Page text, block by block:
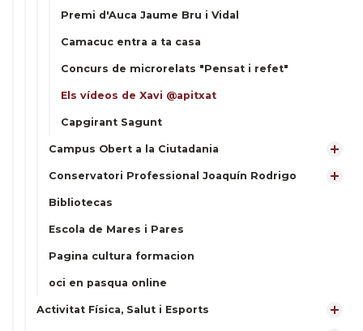
Premi d'Auca Jaume Bru i Vidal
Camacuc entra a ta casa
Concurs de microrelats "Pensat i refet"
Els vídeos de Xavi @apitxat
Capgirant Sagunt
Campus Obert a la Ciutadania
Conservatori Professional Joaquín Rodrigo
Bibliotecas
Escola de Mares i Pares
Pagina cultura formacion
oci en pasqua online
Activitat Física, Salut i Esports